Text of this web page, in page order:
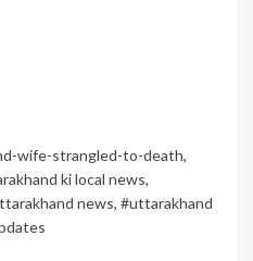
wife-strangled-to-death,
ki local news,
news, #uttarakhand